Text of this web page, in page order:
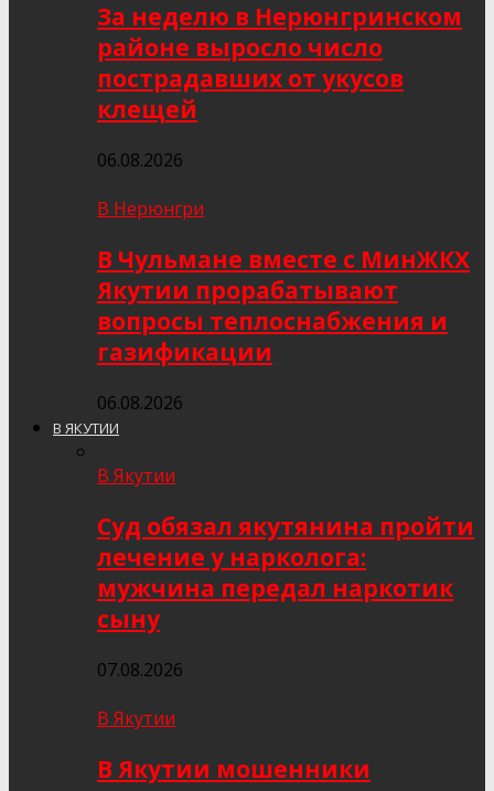
За неделю в Нерюнгринском
районе выросло число
пострадавших от укусов
клещей
06.08.2026
В Нерюнгри
В Чульмане вместе с МинЖКХ
Якутии прорабатывают
вопросы теплоснабжения и
газификации
06.08.2026
В ЯКУТИИ
В Якутии
Суд обязал якутянина пройти
лечение у нарколога:
мужчина передал наркотик
сыну
07.08.2026
В Якутии
В Якутии мошенники